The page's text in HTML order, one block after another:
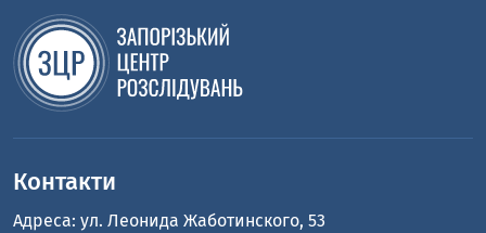
Контакти
Адреса: ул. Леонида Жаботинского, 53